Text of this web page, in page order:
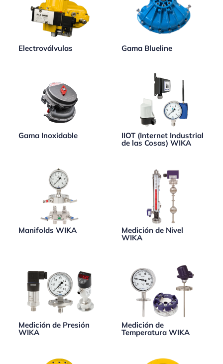
Electroválvulas Gama Blueline
Gama Inoxidable IIOT (Internet Industrial
de las Cosas) WIKA
Manifolds WIKA Medición de Nivel
WIKA
Medición de Presión
WIKA
Medición de
Temperatura WIKA